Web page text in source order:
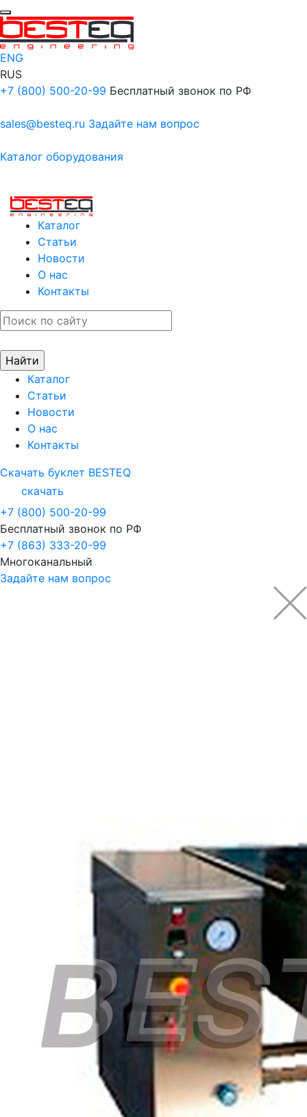
ENG
RUS
+7 (800) 500-20-99 Бесплатный звонок по РФ
sales@besteq.ru Задайте нам вопрос
Каталог оборудования
Каталог
Статьи
Новости
О нас
Контакты
Каталог
Статьи
Новости
О нас
Контакты
Скачать буклет BESTEQ
скачать
+7 (800) 500-20-99
Бесплатный звонок по РФ
+7 (863) 333-20-99
Многоканальный
Задайте нам вопрос